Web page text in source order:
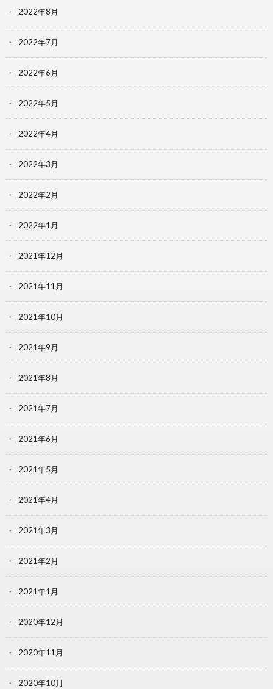
2022年8月
2022年7月
2022年6月
2022年5月
2022年4月
2022年3月
2022年2月
2022年1月
2021年12月
2021年11月
2021年10月
2021年9月
2021年8月
2021年7月
2021年6月
2021年5月
2021年4月
2021年3月
2021年2月
2021年1月
2020年12月
2020年11月
2020年10月